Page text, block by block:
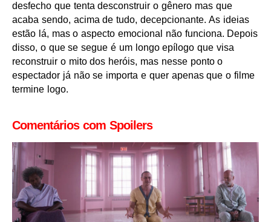
desfecho que tenta desconstruir o gênero mas que
acaba sendo, acima de tudo, decepcionante. As ideias
estão lá, mas o aspecto emocional não funciona. Depois
disso, o que se segue é um longo epílogo que visa
reconstruir o mito dos heróis, mas nesse ponto o
espectador já não se importa e quer apenas que o filme
termine logo.
Comentários com Spoilers